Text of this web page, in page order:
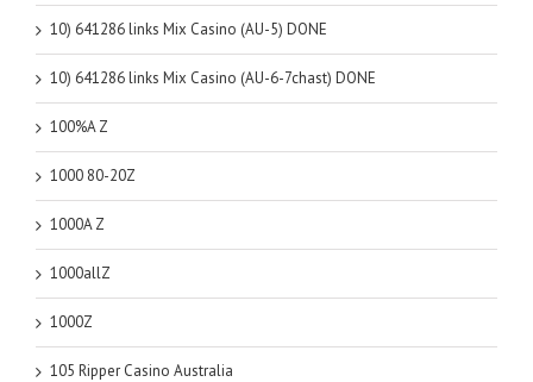
10) 641286 links Mix Casino (AU-5) DONE
10) 641286 links Mix Casino (AU-6-7chast) DONE
100%A Z
1000 80-20Z
1000A Z
1000allZ
1000Z
105 Ripper Casino Australia